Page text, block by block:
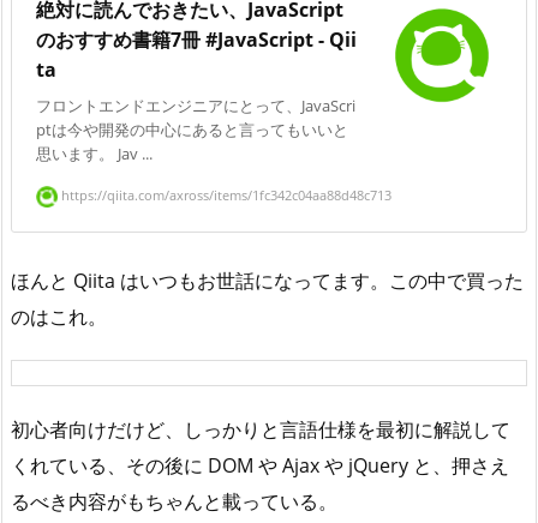
絶対に読んでおきたい、JavaScript
のおすすめ書籍7冊 #JavaScript - Qii
ta
フロントエンドエンジニアにとって、JavaScri
ptは今や開発の中心にあると言ってもいいと
思います。 Jav ...
https://qiita.com/axross/items/1fc342c04aa88d48c713
ほんと Qiita はいつもお世話になってます。この中で買った
のはこれ。
初心者向けだけど、しっかりと言語仕様を最初に解説して
くれている、その後に DOM や Ajax や jQuery と、押さえ
るべき内容がもちゃんと載っている。